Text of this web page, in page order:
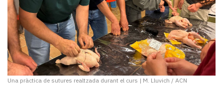
Una pràctica de sutures realtzada durant el curs | M. Lluvich / ACN